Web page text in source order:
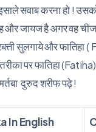
इसाले सवाब करना हो !
और जायज है अगर वह
सुलगाये और फातिहा (
पर फातिहा
दुरुद शरीफ पढ़े !
In English